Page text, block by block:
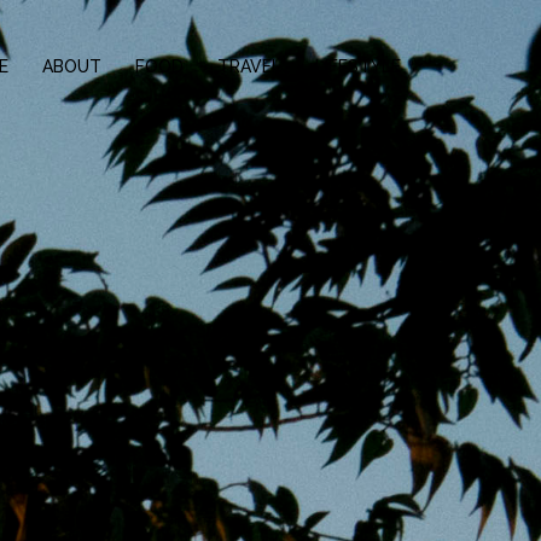
ABOUT FOOD TRAVEL LIFESTYLE